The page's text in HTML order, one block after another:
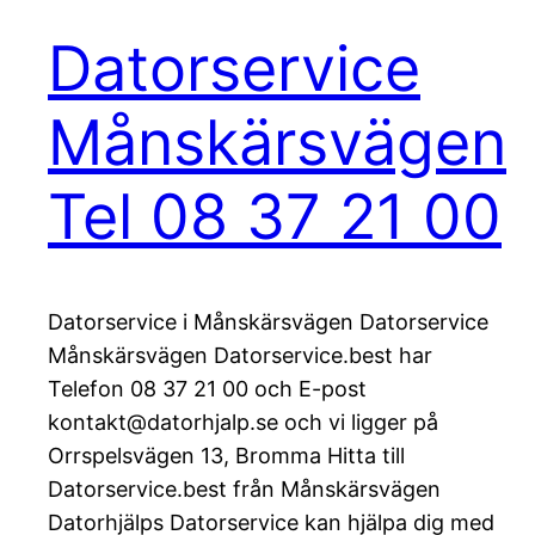
Datorservice
Månskärsvägen
Tel 08 37 21 00
Datorservice i Månskärsvägen Datorservice
Månskärsvägen Datorservice.best har
Telefon 08 37 21 00 och E-post
kontakt@datorhjalp.se och vi ligger på
Orrspelsvägen 13, Bromma Hitta till
Datorservice.best från Månskärsvägen
Datorhjälps Datorservice kan hjälpa dig med